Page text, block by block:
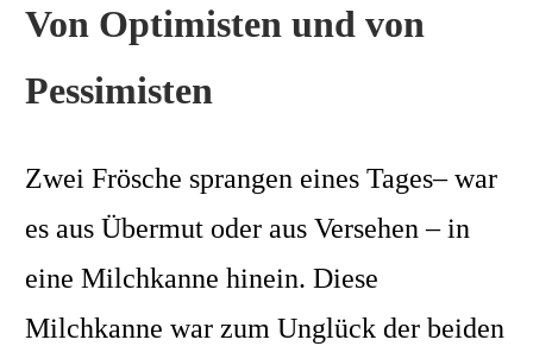
Von Optimisten und von
Pessimisten
Zwei Frösche sprangen eines Tages– war
es aus Übermut oder aus Versehen – in
eine Milchkanne hinein. Diese
Milchkanne war zum Unglück der beiden